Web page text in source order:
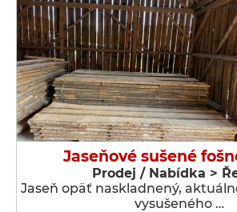
Jaseňové sušené
Prodej / Nabídka >
Jaseň opäť naskladnený,
vysušeného …